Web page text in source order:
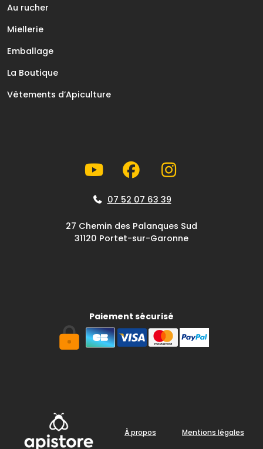
Au rucher
Miellerie
Emballage
La Boutique
Vêtements d’Apiculture
07 52 07 63 39
27 Chemin des Palanques Sud
31120 Portet-sur-Garonne
Paiement sécurisé
À propos Mentions légales